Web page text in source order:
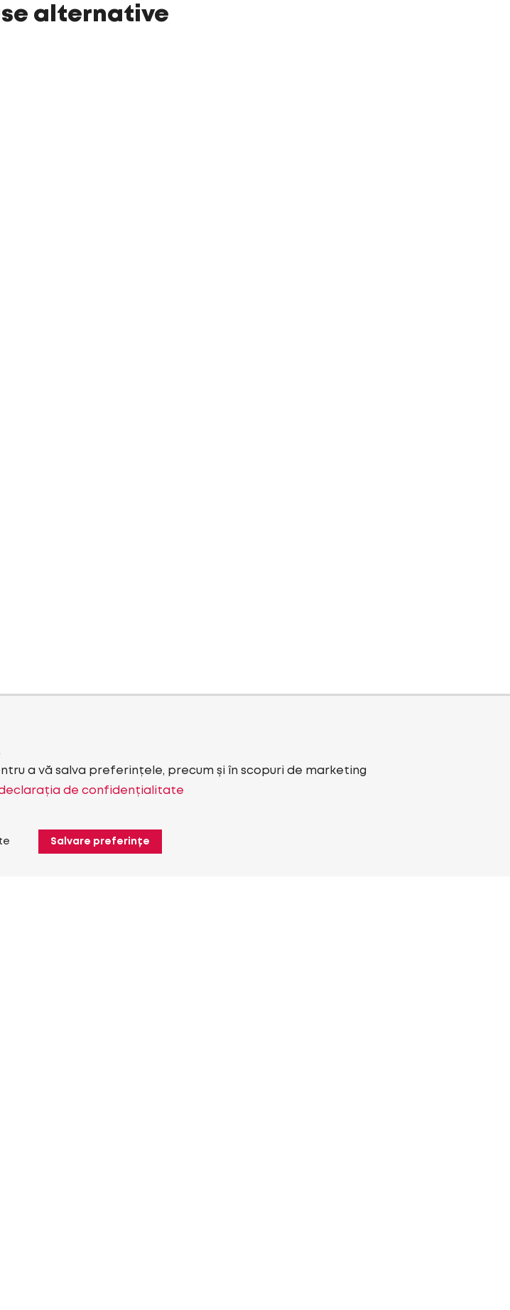
alternative
a vă salva preferințele, precum și în scopuri de marketing
de confidențialitate
Salvare preferințe